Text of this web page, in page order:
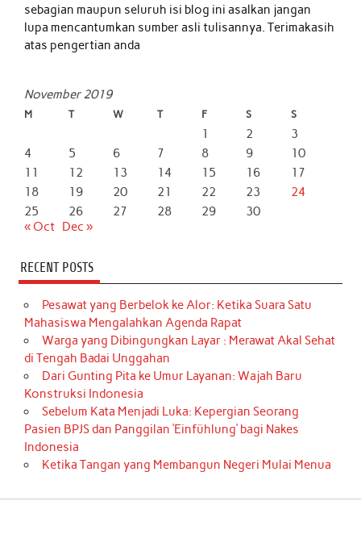
sebagian maupun seluruh isi blog ini asalkan jangan
lupa mencantumkan sumber asli tulisannya. Terimakasih
atas pengertian anda
November 2019
M T W T F S S
1 2
3
4
5 6 7 8 9
10
11
12 13 14 15 16
17
18
19 20 21 22 23
24
25
26 27 28 29
30
« Oct
Dec »
RECENT POSTS
Pesawat yang Berbelok ke Alor: Ketika Suara Satu
Mahasiswa Mengalahkan Agenda Rapat
Warga yang Dibingungkan Layar : Merawat Akal Sehat
di Tengah Badai Unggahan
Dari Gunting Pita ke Umur Layanan: Wajah Baru
Konstruksi Indonesia
Sebelum Kata Menjadi Luka: Kepergian Seorang
Pasien BPJS dan Panggilan ‘Einfühlung’ bagi Nakes
Indonesia
Ketika Tangan yang Membangun Negeri Mulai Menua